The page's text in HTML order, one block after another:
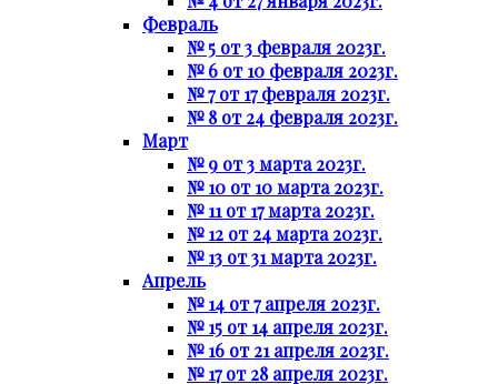
Февраль
№ 5 от 3 февраля 2023г.
№ 6 от 10 февраля 2023г.
№ 7 от 17 февраля 2023г.
№ 8 от 24 февраля 2023г.
Март
№ 9 от 3 марта 2023г.
№ 10 от 10 марта 2023г.
№ 11 от 17 марта 2023г.
№ 12 от 24 марта 2023г.
№ 13 от 31 марта 2023г.
Апрель
№ 14 от 7 апреля 2023г.
№ 15 от 14 апреля 2023г.
№ 16 от 21 апреля 2023г.
№ 17 от 28 апреля 2023г.